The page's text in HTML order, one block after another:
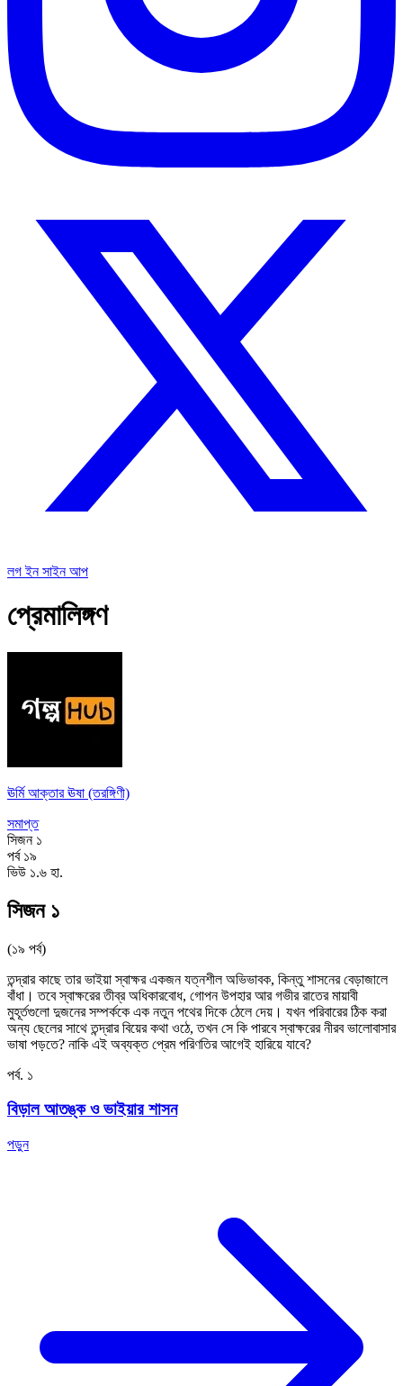
লগ ইনসাইন আপ
প্রেমালিঙ্গণ
ঊর্মি আক্তার ঊষা (তরঙ্গিণী)
সমাপ্ত
সিজন ১
পর্ব ১৯
ভিউ ১.৬ হা.
সিজন ১
(১৯ পর্ব)
তন্দ্রার কাছে তার ভাইয়া স্বাক্ষর একজন যত্নশীল অভিভাবক, কিন্তু শাসনের বেড়াজালে
বাঁধা। তবে স্বাক্ষরের তীব্র অধিকারবোধ, গোপন উপহার আর গভীর রাতের মায়াবী
মুহূর্তগুলো দুজনের সম্পর্ককে এক নতুন পথের দিকে ঠেলে দেয়। যখন পরিবারের ঠিক করা
অন্য ছেলের সাথে তন্দ্রার বিয়ের কথা ওঠে, তখন সে কি পারবে স্বাক্ষরের নীরব ভালোবাসার
ভাষা পড়তে? নাকি এই অব্যক্ত প্রেম পরিণতির আগেই হারিয়ে যাবে?
পর্ব. ১
বিড়াল আতঙ্ক ও ভাইয়ার শাসন
পড়ুন